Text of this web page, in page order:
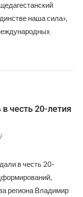
наша сила»,
честь 20-летия
в честь 20-
региона Владимир